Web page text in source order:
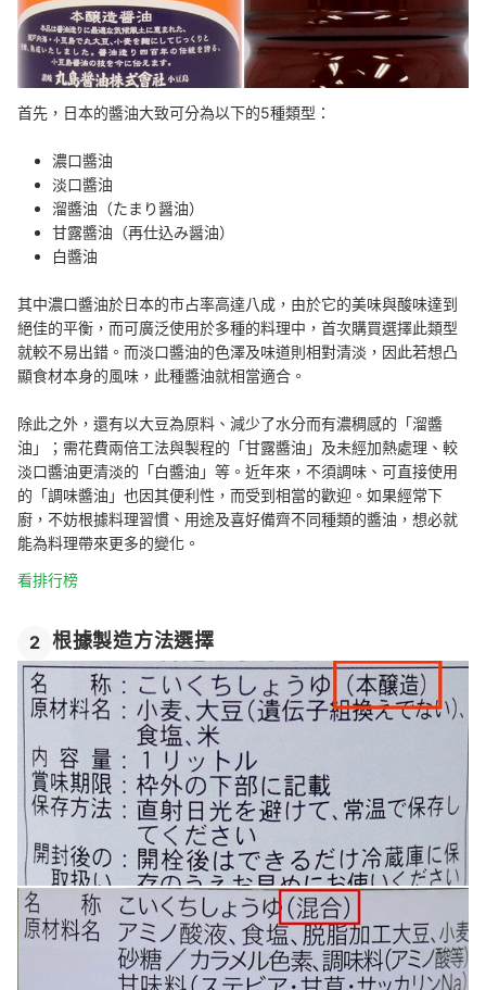
首先，日本的醬油大致可分為以下的5種類型：
濃口醬油
淡口醬油
溜醬油（たまり醤油）
甘露醬油（再仕込み醤油）
白醬油
其中濃口醬油於日本的市占率高達八成，由於它的美味與酸味達到
絕佳的平衡，而可廣泛使用於多種的料理中，首次購買選擇此類型
就較不易出錯。而淡口醬油的色澤及味道則相對清淡，因此若想凸
顯食材本身的風味，此種醬油就相當適合。
除此之外，還有以大豆為原料、減少了水分而有濃稠感的「溜醬
油」；需花費兩倍工法與製程的「甘露醬油」及未經加熱處理、較
淡口醬油更清淡的「白醬油」等。近年來，不須調味、可直接使用
的「調味醬油」也因其便利性，而受到相當的歡迎。如果經常下
廚，不妨根據料理習慣、用途及喜好備齊不同種類的醬油，想必就
能為料理帶來更多的變化。
看排行榜
2 根據製造方法選擇